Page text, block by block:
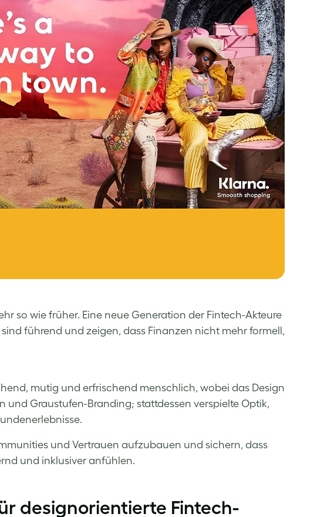
so wie früher. Eine neue Generation der Fintech-Akteure
führend und zeigen, dass Finanzen nicht mehr formell,
mutig und erfrischend menschlich, wobei das Design
und Graustufen-Branding; stattdessen verspielte Optik,
und Vertrauen aufzubauen und sichern, dass
und inklusiver anfühlen.
designorientierte Fintech-